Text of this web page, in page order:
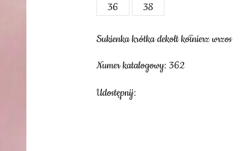
36
38
Sukienka krótka dekolt kołnierz wrzos
Numer katalogowy: 362
Udostępnij: